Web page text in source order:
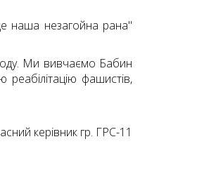
наша незагойна рана"
Ми вивчаємо Бабин
фашистів,
керівник гр. ГРС-11